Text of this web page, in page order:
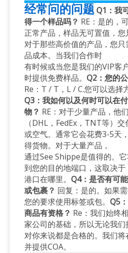
经常问的问题Q1：我
得一个样品吗？ RE：是的，
正常产品，样品无可置值，
对于那些高价值的产品，您
品成本。当我们合作时
有时候或当您是我们的VIP客
时提供免费样品。 Q2：您的
Re：T / T，L / C.您可以选择
Q3：我如何以及何时可以在
物？ RE：对于少量产品，他
（DHL，FedEx，TNT等）交
或空气。通常它会花费3-5天
得货物。对于大量产品，
通过See Shippe是值得的。
到您的目的地端口，这取决于
港口在哪里。 Q4：是否有可
或包裹？ 回复：是的。如果
您的要求使用标签或包。 Q5
商品有资格？ Re：我们始终
家公司的基础，所以无论我
对你来说都是合格的。我们
并提供COA。